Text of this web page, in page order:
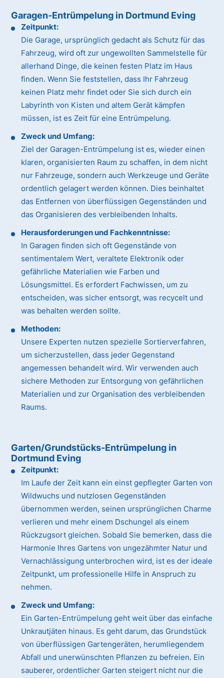
Garagen-Entrümpelung in Dortmund Eving
Zeitpunkt:
Die Garage, ursprünglich gedacht als Schutz für das
Fahrzeug, wird oft zur ungewollten Sammelstelle für
allerhand Dinge, die keinen festen Platz im Haus
finden. Wenn Sie feststellen, dass Ihr Fahrzeug
keinen Platz mehr findet oder Sie sich durch ein
Labyrinth von Kisten und altem Gerät kämpfen
müssen, ist es Zeit für eine Entrümpelung.
Zweck und Umfang:
Ziel der Garagen-Entrümpelung ist es, wieder einen
klaren, organisierten Raum zu schaffen, in dem nicht
nur Fahrzeuge, sondern auch Werkzeuge und Geräte
ordentlich gelagert werden können. Dies beinhaltet
das Entfernen von überflüssigen Gegenständen und
das Organisieren des verbleibenden Inhalts.
Herausforderungen und Fachkenntnisse:
In Garagen finden sich oft Gegenstände von
sentimentalem Wert, veraltete Elektronik oder
gefährliche Materialien wie Farben und
Lösungsmittel. Es erfordert Fachwissen, um zu
entscheiden, was sicher entsorgt, was recycelt und
was behalten werden sollte.
Methoden:
Unsere Experten nutzen spezielle Sortierverfahren,
um sicherzustellen, dass jeder Gegenstand
angemessen behandelt wird. Wir verwenden auch
sichere Methoden zur Entsorgung von gefährlichen
Materialien und zur Organisation des verbleibenden
Raums.
Garten/Grundstücks-Entrümpelung in
Dortmund Eving
Zeitpunkt:
Im Laufe der Zeit kann ein einst gepflegter Garten von
Wildwuchs und nutzlosen Gegenständen
übernommen werden, seinen ursprünglichen Charme
verlieren und mehr einem Dschungel als einem
Rückzugsort gleichen. Sobald Sie bemerken, dass die
Harmonie Ihres Gartens von ungezähmter Natur und
Vernachlässigung unterbrochen wird, ist es der ideale
Zeitpunkt, um professionelle Hilfe in Anspruch zu
nehmen.
Zweck und Umfang:
Ein Garten-Entrümpelung geht weit über das einfache
Unkrautjäten hinaus. Es geht darum, das Grundstück
von überflüssigen Gartengeräten, herumliegendem
Abfall und unerwünschten Pflanzen zu befreien. Ein
sauberer, ordentlicher Garten steigert nicht nur die